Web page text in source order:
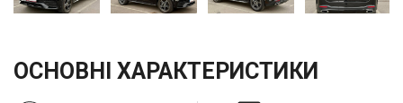
ОСНОВНІ ХАРАКТЕРИСТИКИ